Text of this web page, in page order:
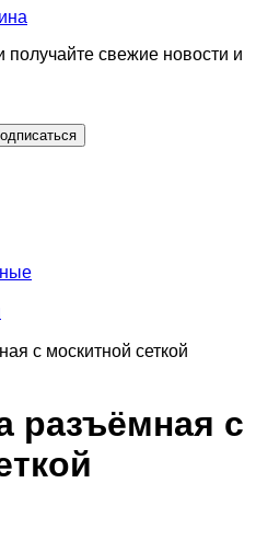
свежие новости и
с москитной сеткой
разъёмная с